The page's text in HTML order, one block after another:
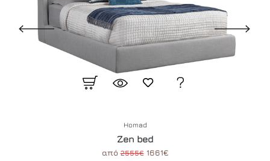
Homad
Zen bed
από2555€1661€